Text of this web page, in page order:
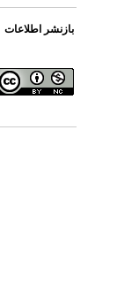
بازنشر اطلاعات